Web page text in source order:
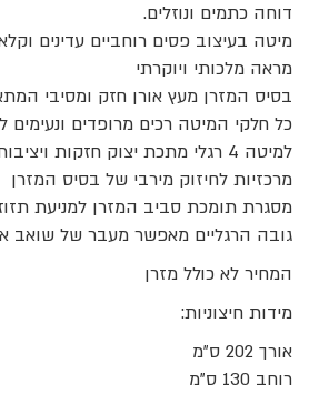
דוחה כתמים ונוזלים.
מיטה בעיצוב פסים רוחביים עדינים
מראה מלכותי ויוקרתי
בסיס המזרן מעץ אורן חזק ומסיבי
כל חלקי המיטה רכים מרופדים ונעימים
למיטה 4 רגלי מתכת יצוק חזקות
מרכזיות לחיזוק מירבי של בסיס המזרן
מסגרת תומכת סביב המזרן למניעת
גובה הרגליים מאפשר מעבר של שואב
המחיר לא כולל מזרן
מידות חיצוניות:
אורך 202 ס”מ
רוחב 130 ס”מ